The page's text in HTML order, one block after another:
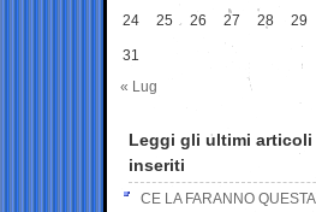
24 25 26 27 28 29
31
« Lug
Leggi gli ultimi articoli
inseriti
CE LA FARANNO QUESTA